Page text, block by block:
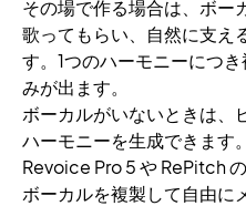
その場で作る場合は、ボー
歌ってもらい、自然に支え
す。1つのハーモニーにつ
みが出ます。
ボーカルがいないときは、
ハーモニーを生成できます。
Revoice Pro 5 や RePitch
ボーカルを複製して自由に